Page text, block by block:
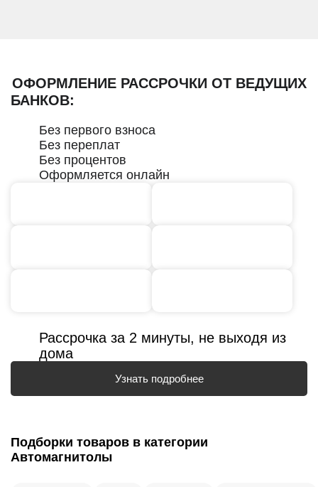
ОФОРМЛЕНИЕ РАССРОЧКИ ОТ ВЕДУЩИХ
БАНКОВ:
Без первого взноса
Без переплат
Без процентов
Оформляется онлайн
Рассрочка за 2 минуты, не выходя из
дома
Узнать подробнее
Подборки товаров в категории
Автомагнитолы